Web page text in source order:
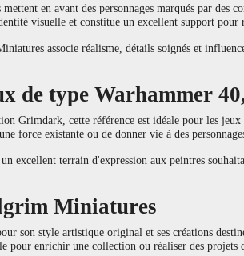
en avant des personnages marqués par des
visuelle et constitue un excellent support pour
associe réalisme, détails soignés et
de type Warhammer
Grimdark, cette référence est idéale pour les
force existante ou de donner vie à des
excellent terrain d'expression aux peintres
Miniatures
son style artistique original et ses créations
pour enrichir une collection ou réaliser des projets